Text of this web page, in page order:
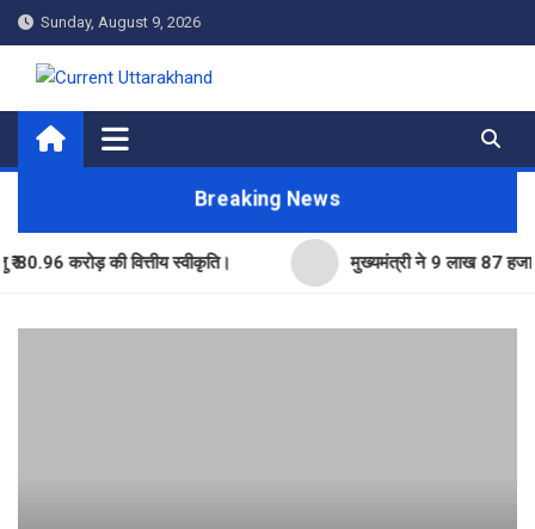
Skip
to
content
Sunday, August 9, 2026
Current Uttarakhand
Breaking News
की वित्तीय स्वीकृति। मुख्यमंत्री ने 9 लाख 87 हजार17 पेंशन